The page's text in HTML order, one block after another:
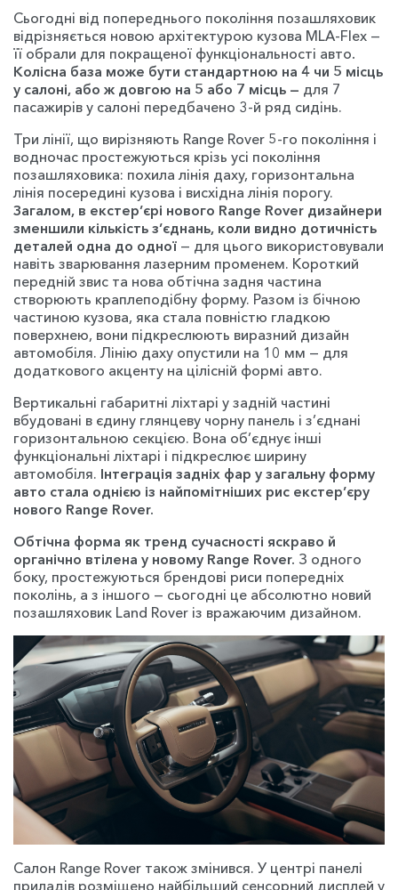
Сьогодні від попереднього покоління позашляховик
відрізняється новою архітектурою кузова MLA-Flex —
її обрали для покращеної функціональності авто.
Колісна база може бути стандартною на 4 чи 5 місць
у салоні, або ж довгою на 5 або 7 місць — для 7
пасажирів у салоні передбачено 3-й ряд сидінь.
Три лінії, що вирізняють Range Rover 5-го покоління і
водночас простежуються крізь усі покоління
позашляховика: похила лінія даху, горизонтальна
лінія посередині кузова і висхідна лінія порогу.
Загалом, в екстер’єрі нового Range Rover дизайнери
зменшили кількість з’єднань, коли видно дотичність
деталей одна до одної — для цього використовували
навіть зварювання лазерним променем. Короткий
передній звис та нова обтічна задня частина
створюють краплеподібну форму. Разом із бічною
частиною кузова, яка стала повністю гладкою
поверхнею, вони підкреслюють виразний дизайн
автомобіля. Лінію даху опустили на 10 мм — для
додаткового акценту на цілісній формі авто.
Вертикальні габаритні ліхтарі у задній частині
вбудовані в єдину глянцеву чорну панель і з’єднані
горизонтальною секцією. Вона об’єднує інші
функціональні ліхтарі і підкреслює ширину
автомобіля. Інтеграція задніх фар у загальну форму
авто стала однією із найпомітніших рис екстер’єру
нового Range Rover.
Обтічна форма як тренд сучасності яскраво й
органічно втілена у новому Range Rover. З одного
боку, простежуються брендові риси попередніх
поколінь, а з іншого — сьогодні це абсолютно новий
позашляховик Land Rover із вражаючим дизайном.
Cалон Range Rover також змінився. У центрі панелі
приладів розміщено найбільший сенсорний дисплей у